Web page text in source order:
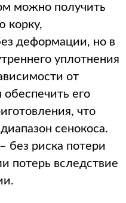
можно получить
корку,
деформации, но в
уплотнения
от
его
что
сенокоса.
без риска потери
потерь вследствие